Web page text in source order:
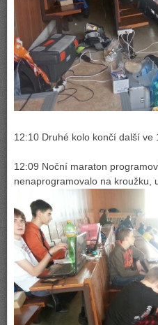
12:10 Druhé kolo končí další ve
12:09 Noční maraton
nenaprogramovalo na kroužku,